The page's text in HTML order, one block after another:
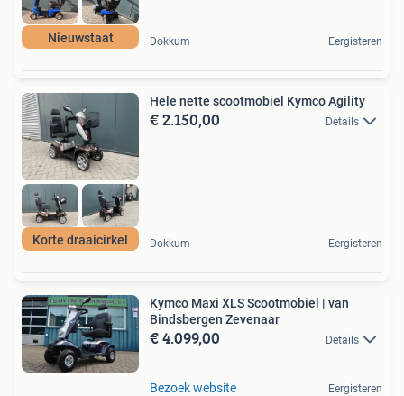
Nieuwstaat Dokkum Eergisteren
Korte draaicirkel
Hele nette scootmobiel Kymco Agility
€ 2.150,00 Details
Dokkum Eergisteren
Kymco Maxi XLS Scootmobiel | van
Bindsbergen Zevenaar
€ 4.099,00 Details
Bezoek website Eergisteren